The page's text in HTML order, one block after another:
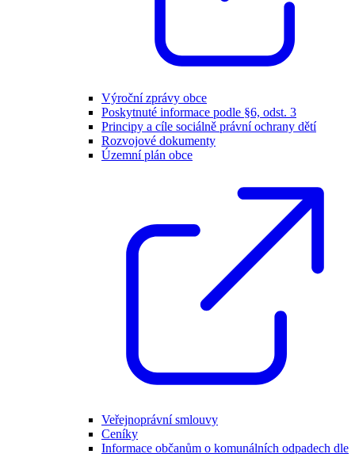
Výroční zprávy obce
Poskytnuté informace podle §6, odst. 3
Principy a cíle sociálně právní ochrany dětí
Rozvojové dokumenty
Územní plán obce
Veřejnoprávní smlouvy
Ceníky
Informace občanům o komunálních odpadech dle